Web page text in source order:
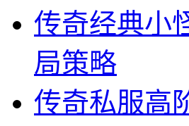
传奇经典小
局策略
传奇私服高